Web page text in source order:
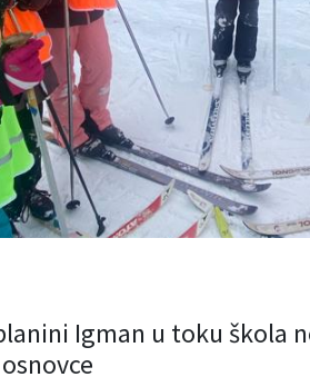
Igman u toku škola